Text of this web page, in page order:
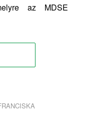
az MDSE